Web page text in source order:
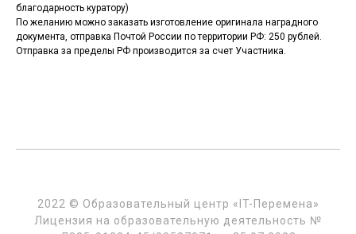
благодарность куратору)
По желанию можно заказать изготовление оригинала наградного
документа, отправка Почтой России по территории РФ: 250 рублей.
Отправка за пределы РФ производится за счет Участника.
2022 © Образовательный центр «IT-Перемена»
Лицензия на образовательную деятельность №